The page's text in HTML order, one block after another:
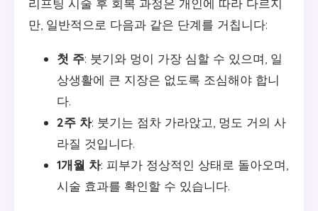
리프팅 시술 후 회복 과정은 개인에 따라 다르지
만, 일반적으로 다음과 같은 단계를 거칩니다:
첫 주: 붓기와 멍이 가장 심할 수 있으며, 일
상생활에 큰 지장은 없도록 조심해야 합니
다.
2주 차: 붓기는 점차 가라앉고, 멍도 거의 사
라질 것입니다.
1개월 차: 피부가 정상적인 상태로 돌아오며,
시술 효과를 확인할 수 있습니다.